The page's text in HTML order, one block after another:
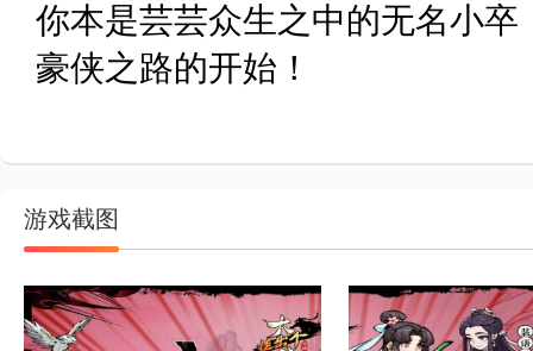
你本是芸芸众生之中的无名小
豪侠之路的开始！
游戏截图